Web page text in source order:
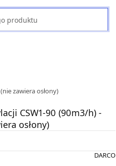
zawiera osłony)
CSW1-90 (90m3/h) -
osłony)
DARCO